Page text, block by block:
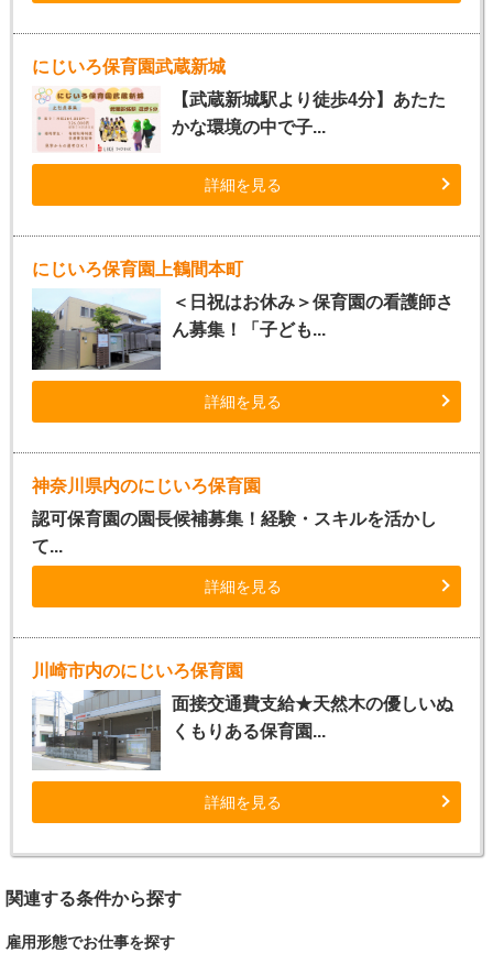
にじいろ保育園武蔵新城
【武蔵新城駅より徒歩4分】あたた
かな環境の中で子...
詳細を見る
にじいろ保育園上鶴間本町
＜日祝はお休み＞保育園の看護師さ
ん募集！「子ども...
詳細を見る
神奈川県内のにじいろ保育園
認可保育園の園長候補募集！経験・スキルを活かし
て...
詳細を見る
川崎市内のにじいろ保育園
面接交通費支給★天然木の優しいぬ
くもりある保育園...
詳細を見る
関連する条件から探す
雇用形態でお仕事を探す